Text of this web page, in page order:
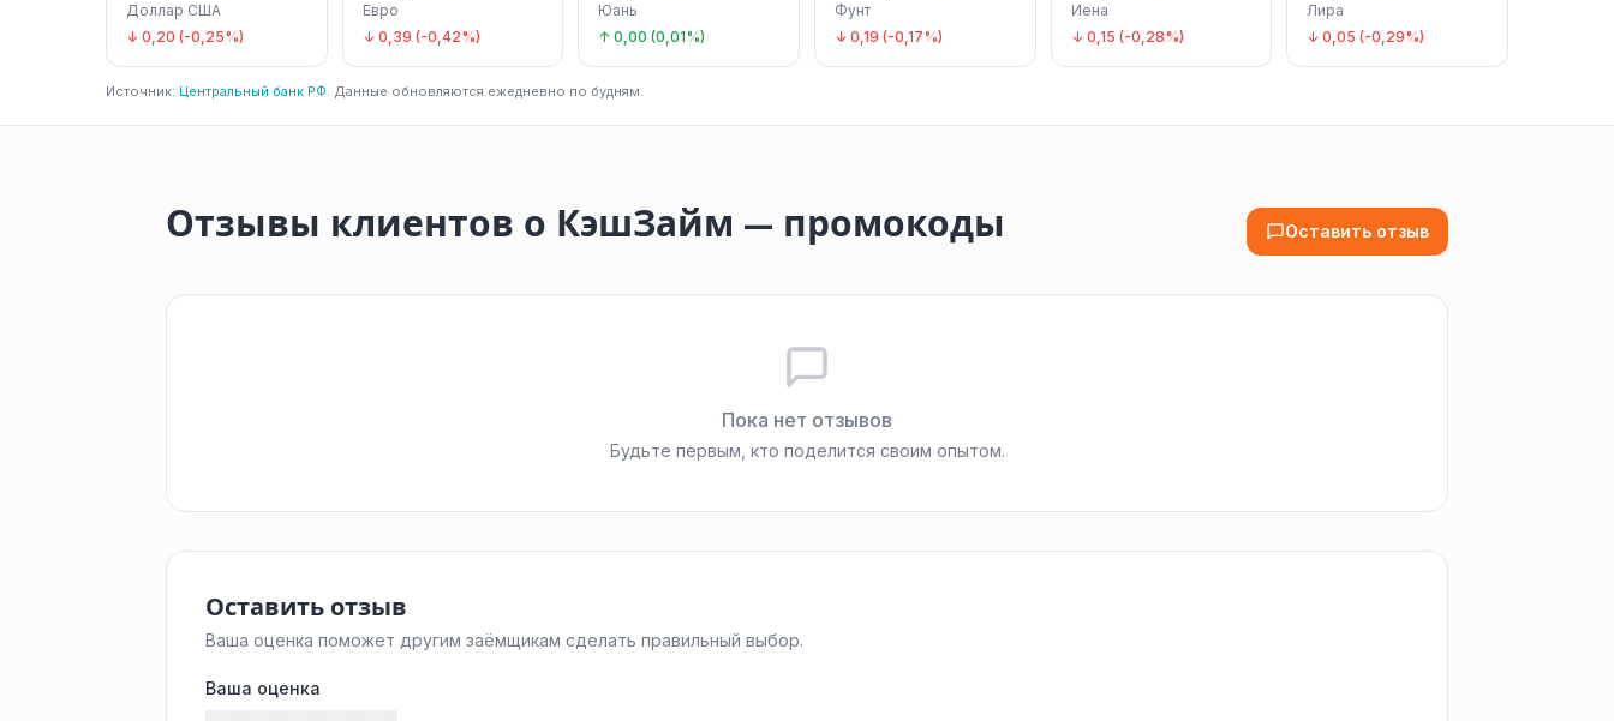
Доллар США
↓ 0,20 (-0,25%)
Евро
↓ 0,39 (-0,42%)
Юань
↑ 0,00 (0,01%)
Фунт
↓ 0,19 (-0,17%)
Иена
↓ 0,15 (-0,28%)
Лира
↓ 0,05 (-0,29%)
Источник: Центральный банк РФ. Данные обновляются ежедневно по будням.
Отзывы клиентов о КэшЗайм — промокоды Оставить отзыв
Пока нет отзывов
Будьте первым, кто поделится своим опытом.
Оставить отзыв
Ваша оценка поможет другим заёмщикам сделать правильный выбор.
Ваша оценка